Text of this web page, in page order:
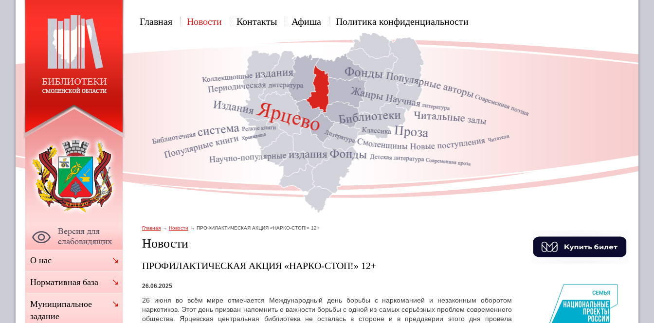
Главная Новости Контакты Афиша Политика конфиденциальности
Главная Новости ПРОФИЛАКТИЧЕСКАЯ АКЦИЯ «НАРКО-СТОП!» 12+
Новости
ПРОФИЛАКТИЧЕСКАЯ АКЦИЯ «НАРКО-СТОП!» 12+
26.06.2025
26 июня во всём мире отмечается Международный день борьбы с наркоманией и незаконным оборотом
наркотиков. Этот день призван напомнить о важности борьбы с одной из самых серьёзных проблем современного
общества. Ярцевская центральная библиотека не осталась в стороне и в преддверии этого дня провела
О нас
Нормативная база
Муниципальное
задание